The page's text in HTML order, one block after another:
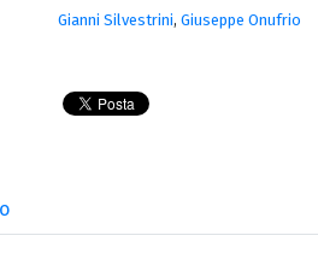
Gianni Silvestrini,Giuseppe Onufrio